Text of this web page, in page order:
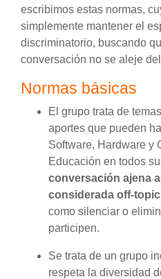
escribimos estas normas,
simplemente mantener el
discriminatorio, buscando
conversación no se aleje
Normas básicas
El grupo trata de
aportes que pueden
Software, Hardware y
Educación en todos
conversación ajena
considerada off-topic
como silenciar o
participen.
Se trata de un grupo
respeta la diversidad